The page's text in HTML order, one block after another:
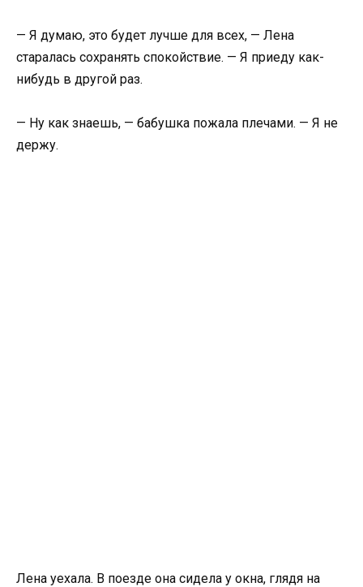
— Я думаю, это будет лучше для всех, — Лена
старалась сохранять спокойствие. — Я приеду как-
нибудь в другой раз.
— Ну как знаешь, — бабушка пожала плечами. — Я не
держу.
Лена уехала. В поезде она сидела у окна, глядя на